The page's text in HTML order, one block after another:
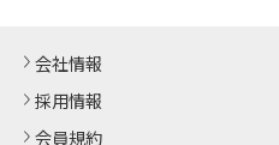
会社情報
採用情報
会員規約